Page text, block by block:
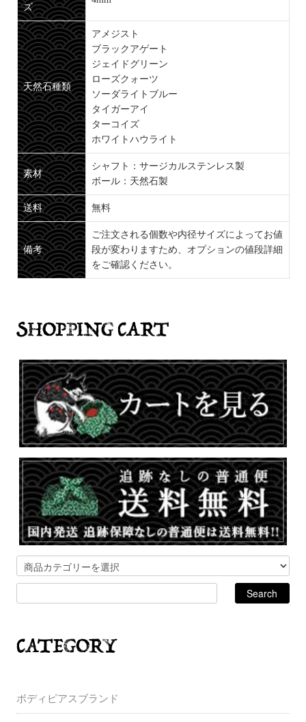
ズ
天然石種類
アメジスト
ブラックアゲート
ジェイドグリーン
ローズクォーツ
ソーダライトブルー
タイガーアイ
ターコイズ
ホワイトハウライト
素材
シャフト：サージカルステンレス製
ボール：天然石製
送料 無料
備考
ご注文される個数や内径サイズによってお値
段が変わりますため、オプションの値段詳細
をご確認ください。
ボディピアスブランド